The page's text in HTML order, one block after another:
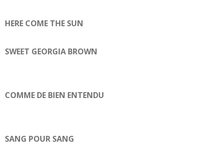
HERE COME THE SUN
SWEET GEORGIA BROWN
COMME DE BIEN ENTENDU
SANG POUR SANG